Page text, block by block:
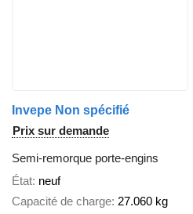
Invepe Non spécifié
Prix sur demande
Semi-remorque porte-engins
État neuf
Capacité de charge 27.060 kg